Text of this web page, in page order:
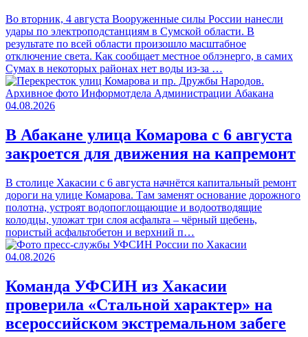
Во вторник, 4 августа Вооруженные силы России нанесли
удары по электроподстанциям в Сумской области. В
результате по всей области произошло масштабное
отключение света. Как сообщает местное облэнерго, в самих
Сумах в некоторых районах нет воды из-за …
04.08.2026
В Абакане улица Комарова с 6 августа
закроется для движения на капремонт
В столице Хакасии с 6 августа начнётся капитальный ремонт
дороги на улице Комарова. Там заменят основание дорожного
полотна, устроят водопоглощающие и водоотводящие
колодцы, уложат три слоя асфальта – чёрный щебень,
пористый асфальтобетон и верхний п…
04.08.2026
Команда УФСИН из Хакасии
проверила «Стальной характер» на
всероссийском экстремальном забеге